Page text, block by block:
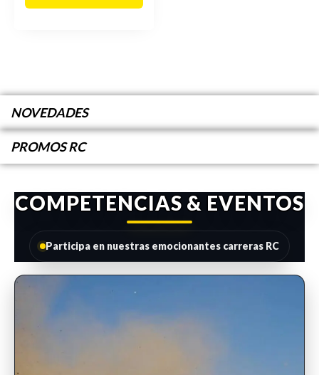
NOVEDADES
PROMOS RC
COMPETENCIAS & EVENTOS
Participa en nuestras emocionantes carreras RC
INSCRIPCIONES ABIERTAS